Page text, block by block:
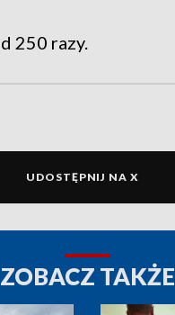
250 razy.
UDOSTĘPNIJ NA X
ZOBACZ TAKŻE